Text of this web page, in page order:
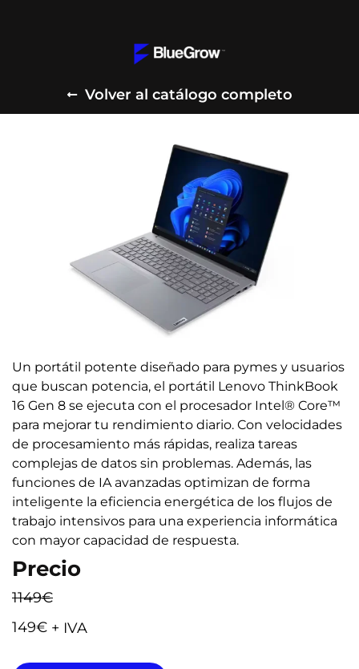
Volver al catálogo completo
Un portátil potente diseñado para pymes y usuarios
que buscan potencia, el portátil Lenovo ThinkBook
16 Gen 8 se ejecuta con el procesador Intel® Core™
para mejorar tu rendimiento diario. Con velocidades
de procesamiento más rápidas, realiza tareas
complejas de datos sin problemas. Además, las
funciones de IA avanzadas optimizan de forma
inteligente la eficiencia energética de los flujos de
trabajo intensivos para una experiencia informática
con mayor capacidad de respuesta.
Precio
1149€
149€ + IVA